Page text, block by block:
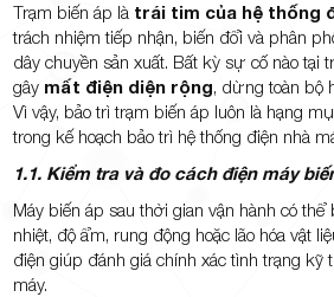
Trạm biến áp là trái tim của hệ thống
trách nhiệm tiếp nhận, biến đổi và phân
dây chuyền sản xuất. Bất kỳ sự cố nào tại
gây mất điện diện rộng, dừng toàn bộ
Vì vậy, bảo trì trạm biến áp luôn là hạng
trong kế hoạch bảo trì hệ thống điện nhà
1.1. Kiểm tra và đo cách điện máy
Máy biến áp sau thời gian vận hành có
nhiệt, độ ẩm, rung động hoặc lão hóa vật
điện giúp đánh giá chính xác tình trạng kỹ
máy.